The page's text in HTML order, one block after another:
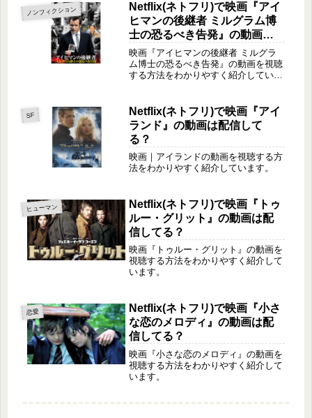
ノンフィクション
Netflix(ネトフリ)で映画『アイ
ヒマンの後継者 ミルグラム博
士の恐るべき告発』の動画は
配信してる？
映画『アイヒマンの後継者 ミルグラ
ム博士の恐るべき告発』の動画を視聴
する方法をわかりやすく紹介していま
SF
Netflix(ネトフリ)で映画『アイ
ランド』の動画は配信して
る？
映画｜アイランドの動画を視聴する方
法をわかりやすく紹介しています。
ヒューマン
Netflix(ネトフリ)で映画『トゥ
ルー・グリット』の動画は配
信してる？
映画『トゥルー・グリット』の動画を
視聴する方法をわかりやすく紹介して
います。
恋愛
Netflix(ネトフリ)で映画『小さ
な恋のメロディ』の動画は配
信してる？
映画『小さな恋のメロディ』の動画を
視聴する方法をわかりやすく紹介して
います。